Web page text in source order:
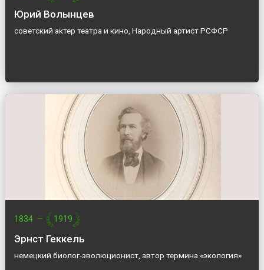
Юрий Волынцев
советский актер театра и кино, Народный артист РСФСР
1834 — 1919
Эрнст Геккель
немецкий биолог-эволюционист, автор термина «экология»